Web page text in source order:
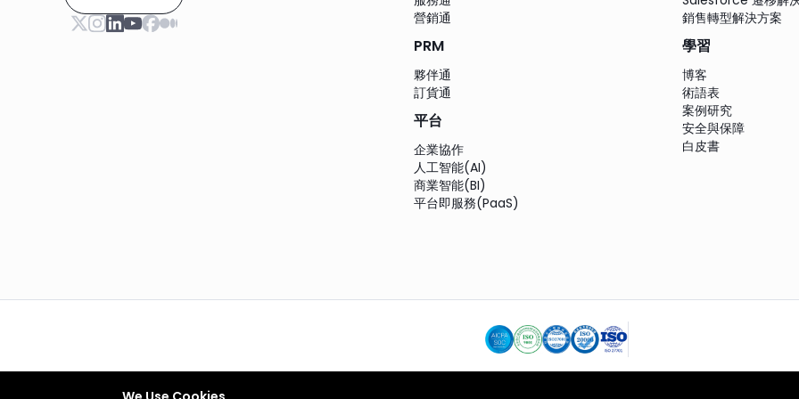
營銷通
PRM
夥伴通
訂貨通
平台
企業協作
人工智能(AI)
商業智能(BI)
平台即服務(PaaS)
銷售轉型解決方案
學習
博客
術語表
案例研究
安全與保障
白皮書